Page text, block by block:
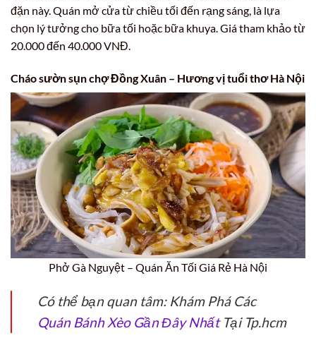
đặn này. Quán mở cửa từ chiều tối đến rạng sáng, là lựa
chọn lý tưởng cho bữa tối hoặc bữa khuya. Giá tham khảo từ
20.000 đến 40.000 VNĐ.
Cháo sườn sụn chợ Đồng Xuân – Hương vị tuổi thơ Hà Nội
Phở Gà Nguyệt – Quán Ăn Tối Giá Rẻ Hà Nội
Có thể bạn quan tâm: Khám Phá Các
Quán Bánh Xèo Gần Đây NhấtTại Tp.hcm